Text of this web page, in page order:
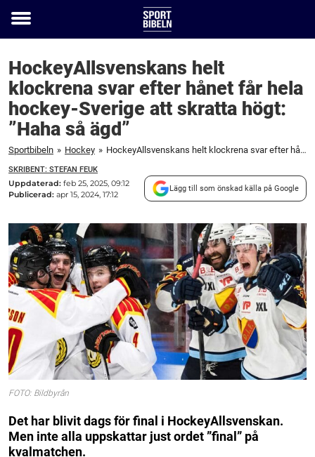
Toggle
HockeyAllsvenskans helt
klockrena svar efter hånet får hela
hockey-Sverige att skratta högt:
”Haha så ägd”
Sportbibeln » Hockey » HockeyAllsvenskans helt klockrena svar efter hånet får hela hockey-Sverige att skratta högt: "Haha så ägd"
SKRIBENT: STEFAN FEUK
Uppdaterad: feb 25, 2025, 09:12
Publicerad: apr 15, 2024, 17:12
Lägg till som önskad källa på Google
FOTO: Bildbyrån
Det har blivit dags för final i HockeyAllsvenskan.
Men inte alla uppskattar just ordet ”final” på
kvalmatchen.